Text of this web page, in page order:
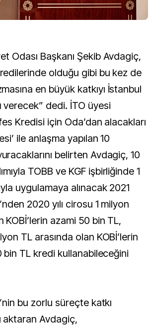
Odası Başkanı Şekib Avdagiç,
olduğu gibi bu kez de
en büyük katkıyı İstanbul
verecek” dedi. İTO üyesi
Kredisi için Oda’dan alacakları
ile anlaşma yapılan 10
belirten Avdagiç, 10
TOBB ve KGF işbirliğinde 1
uygulamaya alınacak 2021
2020 yılı cirosu 1 milyon
KOBİ’lerin azami 50 bin TL,
TL arasında olan KOBİ’lerin
bin TL kredi kullanabileceğini
bu zorlu süreçte katkı
aktaran Avdagiç,